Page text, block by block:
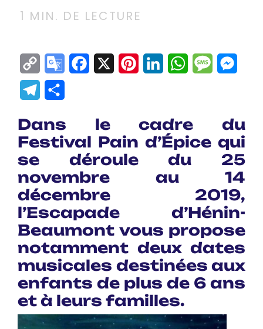
1 MIN. DE LECTURE
Copy
Link
GoogleFacebook
X Pinterest
LinkedInWhatsApp
Telegram
Dans le cadre du
Festival Pain d’Épice qui
se déroule du 25
novembre au 14
décembre 2019,
l’Escapade d’Hénin-
Beaumont vous propose
notamment deux dates
musicales destinées aux
enfants de plus de 6 ans
et à leurs familles.